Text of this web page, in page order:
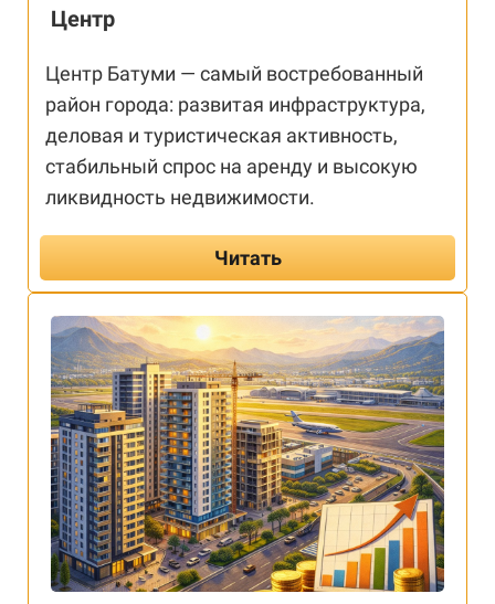
Центр
Центр Батуми — самый востребованный
район города: развитая инфраструктура,
деловая и туристическая активность,
стабильный спрос на аренду и высокую
ликвидность недвижимости.
Читать